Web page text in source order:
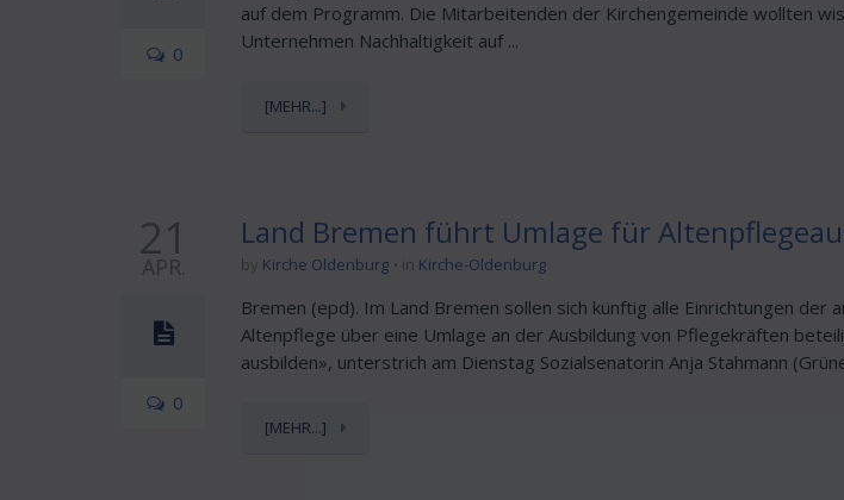
0
auf dem Programm. Die Mitarbeitenden der Kirchengemeinde wollten
Unternehmen Nachhaltigkeit auf ...
[MEHR...]
21
APR.
0
Land Bremen führt Umlage für
by Kirche Oldenburg in Kirche-Oldenburg
Bremen (epd). Im Land Bremen sollen sich künftig alle Einrichtungen der
Altenpflege über eine Umlage an der Ausbildung von Pflegekräften
ausbilden», unterstrich am Dienstag Sozialsenatorin Anja Stahmann
[MEHR...]